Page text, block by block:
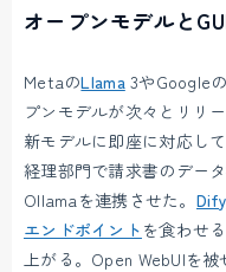
オープンモデルと
MetaのLlama 3やGoogleの
プンモデルが次々とリリ
新モデルに即座に対応して
経理部門で請求書のデー
Ollamaを連携させた。 Dify
エンドポイント を食わせ
上がる。Open WebUIを